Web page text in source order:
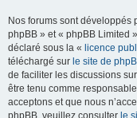
Nos forums sont développés
phpBB » et « phpBB Limited
déclaré sous la « licence
téléchargé sur le site de
de faciliter les discussions
être tenu comme
acceptons et que nous
phpBB, veuillez consulter le